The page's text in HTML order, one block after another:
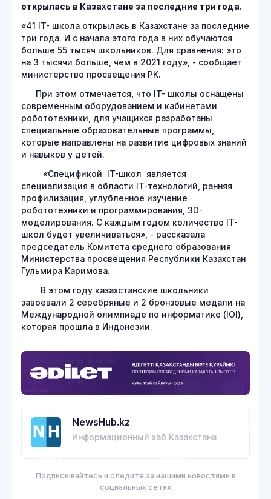
открылась в Казахстане за последние три года.
«41 IT- школа открылась в Казахстане за последние
три года. И с начала этого года в них обучаются
больше 55 тысяч школьников. Для сравнения: это
на 3 тысячи больше, чем в 2021 году», - сообщает
министерство просвещения РК.
При этом отмечается, что IT- школы оснащены
современным оборудованием и кабинетами
робототехники, для учащихся разработаны
специальные образовательные программы,
которые направлены на развитие цифровых знаний
и навыков у детей.
«Спецификой IT-школ является
специализация в области IT-технологий, ранняя
профилизация, углубленное изучение
робототехники и программирования, 3D-
моделирования. С каждым годом количество IT-
школ будет увеличиваться», - рассказала
председатель Комитета среднего образования
Министерства просвещения Республики Казахстан
Гульмира Каримова.
В этом году казахстанские школьники
завоевали 2 серебряные и 2 бронзовые медали на
Международной олимпиаде по информатике (IOI),
которая прошла в Индонезии.
NewsHub.kz
Информационный хаб Казахстана
Подписывайтесь и следите за нашими новостями в
социальных сетях